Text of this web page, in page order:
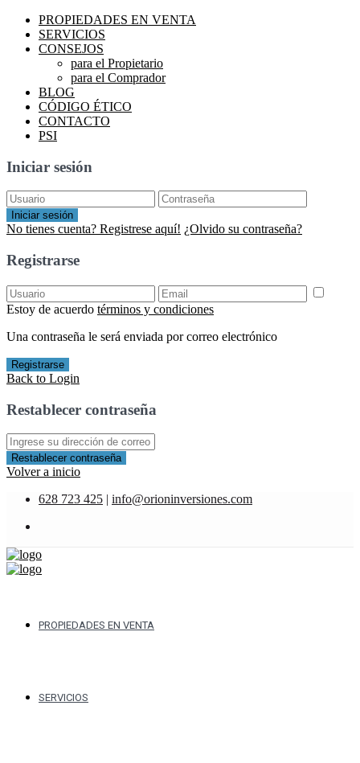
PROPIEDADES EN VENTA
SERVICIOS
CONSEJOS
para el Propietario
para el Comprador
BLOG
CÓDIGO ÉTICO
CONTACTO
PSI
Iniciar sesión
Iniciar sesión
No tienes cuenta? Registrese aquí! ¿Olvido su contraseña?
Registrarse
Estoy de acuerdo términos y condiciones
Una contraseña le será enviada por correo electrónico
Registrarse
Back to Login
Restablecer contraseña
Restablecer contraseña
Volver a inicio
628 723 425 | info@orioninversiones.com
PROPIEDADES EN VENTA
SERVICIOS